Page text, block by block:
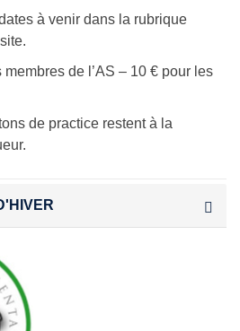
à venir dans la rubrique
de l’AS – 10 € pour les
de practice restent à la